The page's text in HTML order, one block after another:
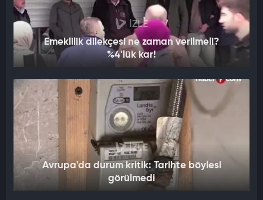
İZLE
Emeklilik dilekçesi ne zaman verilmeli?
%4'lük kar!
İZLE
Avrupa'da durum kritik: Tarihte böylesi
görülmedi